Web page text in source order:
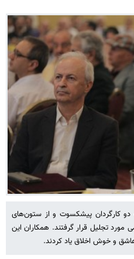
دو کارگردان پیشکسوت و از ستون‌های
مورد تجلیل قرار گرفتند. همکاران این
و خوش اخلاق یاد کردند.